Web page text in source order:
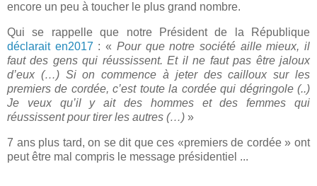
encore un peu à toucher le plus grand nombre.
Qui se rappelle que notre Président de la République
déclarait en2017 : « Pour que notre société aille mieux, il
faut des gens qui réussissent. Et il ne faut pas être jaloux
d’eux (…) Si on commence à jeter des cailloux sur les
premiers de cordée, c’est toute la cordée qui dégringole (..)
Je veux qu’il y ait des hommes et des femmes qui
réussissent pour tirer les autres (…) »
7 ans plus tard, on se dit que ces «premiers de cordée » ont
peut être mal compris le message présidentiel ...